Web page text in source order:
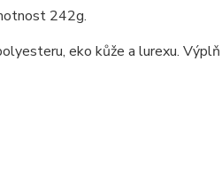
242g.
eko kůže a lurexu.